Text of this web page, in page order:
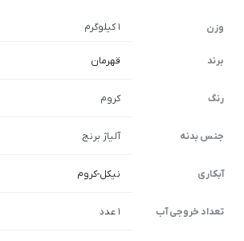
وزن 1 کیلوگرم
برند قهرمان
رنگ کروم
جنس بدنه آلیاژ برنج
آبکاری نیکل-کروم
تعداد خروجی آب 1 عدد